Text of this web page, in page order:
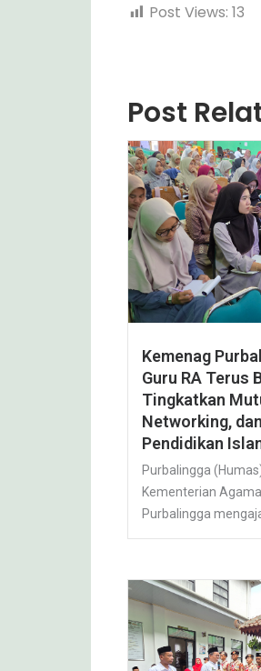
Post Views: 13
Post
Kemenag
Guru RA Terus
Tingkatkan
Networking,
Pendidikan
Purbalingga
Kementerian
Purbalingga